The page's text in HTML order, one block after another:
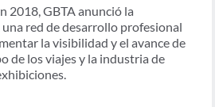
2018, GBTA anunció la
red de desarrollo profesional
la visibilidad y el avance de
de los viajes y la industria de